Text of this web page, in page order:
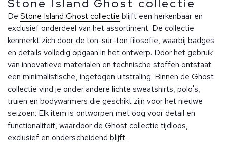
Stone Island Ghost collectie
De Stone Island Ghost collectie blijft een herkenbaar en
exclusief onderdeel van het assortiment. De collectie
kenmerkt zich door de ton-sur-ton filosofie, waarbij badges
en details volledig opgaan in het ontwerp. Door het gebruik
van innovatieve materialen en technische stoffen ontstaat
een minimalistische, ingetogen uitstraling. Binnen de Ghost
collectie vind je onder andere lichte sweatshirts, polo's,
truien en bodywarmers die geschikt zijn voor het nieuwe
seizoen. Elk item is ontworpen met oog voor detail en
functionaliteit, waardoor de Ghost collectie tijdloos,
exclusief en onderscheidend blijft.